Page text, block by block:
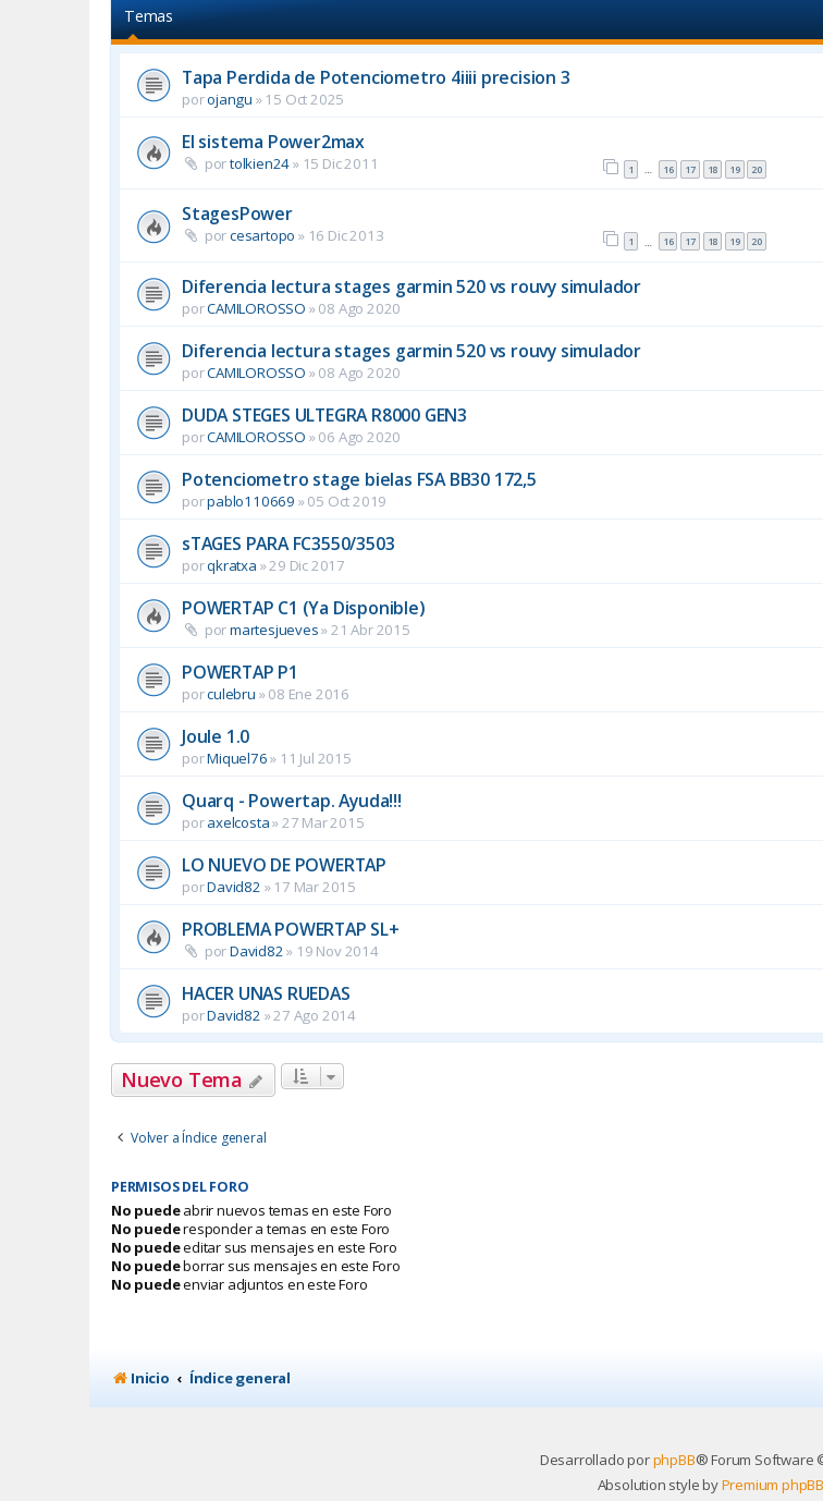
Temas
Tapa Perdida de Potenciometro 4iiii precision 3
porojangu » 15 Oct 2025
El sistema Power2max
portolkien24» 15 Dic 2011 1 … 16 17 18 19 20
StagesPower
porcesartopo » 16 Dic 2013 1 … 16 17 18 19 20
Diferencia lectura stages garmin 520 vs rouvy simulador
porCAMILOROSSO »08 Ago 2020
Diferencia lectura stages garmin 520 vs rouvy simulador
porCAMILOROSSO »08 Ago 2020
DUDA STEGES ULTEGRA R8000 GEN3
porCAMILOROSSO »06 Ago 2020
Potenciometro stage bielas FSA BB30 172,5
porpablo110669 »05 Oct 2019
sTAGES PARA FC3550/3503
porqkratxa »29 Dic 2017
POWERTAP C1 (Ya Disponible)
pormartesjueves»21 Abr 2015
POWERTAP P1
porculebru »08 Ene 2016
Joule 1.0
porMiquel76» 11 Jul 2015
Quarq - Powertap. Ayuda!!!
poraxelcosta»27 Mar 2015
LO NUEVO DE POWERTAP
porDavid82 » 17 Mar 2015
PROBLEMA POWERTAP SL+
porDavid82» 19 Nov 2014
HACER UNAS RUEDAS
porDavid82 »27 Ago 2014
Nuevo Tema
Volver a Índice general
PERMISOS DEL FORO
No puedeabrir nuevos temas en este Foro
No puederesponder a temas en este Foro
No puedeeditar sus mensajes en este Foro
No puedeborrar sus mensajes en este Foro
No puedeenviar adjuntos en este Foro
Inicio Índice general
Desarrollado porphpBB® Forum Software
Absolution style byPremium